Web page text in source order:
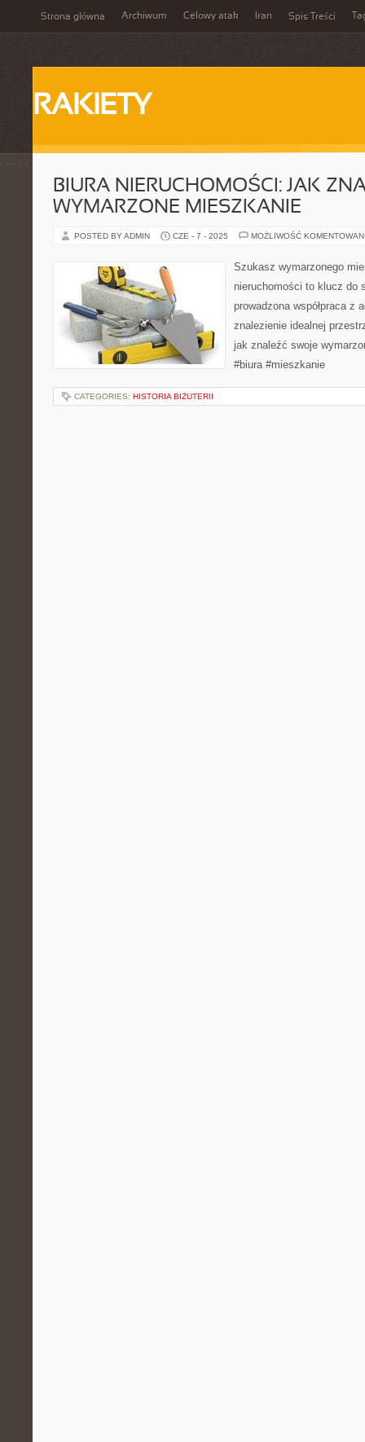
Strona główna Archiwum Celowy atak Iran Spis Treści
RAKIETY
BIURA NIERUCHOMOŚCI: JAK
WYMARZONE MIESZKANIE
POSTED BY ADMIN CZE - 7 - 2025 MOŻLIWOŚĆ
Szukasz wymarzonego
nieruchomości to klucz do
prowadzona współpraca z
znalezienie idealnej
jak znaleźć swoje
#biura #mieszkanie
CATEGORIES: HISTORIA BIŻUTERII